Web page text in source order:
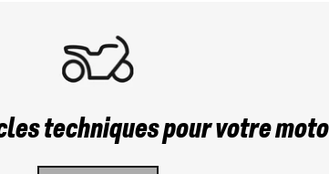
techniques pour votre moto